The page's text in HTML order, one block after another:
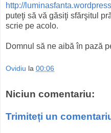
http://
puteţi să vă găsiţi sfărşitul
scrie pe acolo.
Domnul să ne aibă în pază
Ovidiu la 00:06
Niciun comentariu:
Trimiteți un